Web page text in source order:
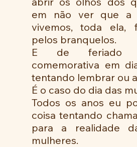
em não ver que a
vivemos, toda ela,
pelos branquelos.
E de feriado
comemorativa em
tentando lembrar ou
É o caso do dia das
Todos os anos eu
coisa tentando
para a realidade
mulheres.